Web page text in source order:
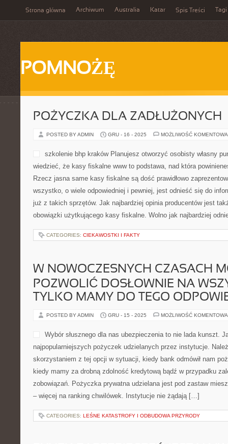
Strona główna Archiwum Australia Katar Spis Treści Tagi
POMNOŻĘ
POŻYCZKA DLA ZADŁUŻONYCH
POSTED BY ADMIN GRU - 16 - 2025 MOŻLIWOŚĆ
szkolenie bhp kraków Planujesz otworzyć osobisty własny
wiedzieć, że kasy fiskalne www to podstawa, nad która
Rzecz jasna same kasy fiskalne są dość prawidłowo
wszystko, o wiele odpowiedniej i pewniej, jest odnieść się do
już z takich sprzętów. Jak najbardziej opinia producentów jest
obowiązki użytkującego kasy fiskalne. Wolno jak najbardziej
CATEGORIES: CIEKAWOSTKI I FAKTY
W NOWOCZESNYCH CZASACH
POZWOLIĆ DOSŁOWNIE NA
TYLKO MAMY DO TEGO
POSTED BY ADMIN GRU - 15 - 2025 MOŻLIWOŚĆ
Wybór słusznego dla nas ubezpieczenia to nie lada kunszt.
najpopularniejszych pożyczek udzielanych przez instytucje.
skorzystaniem z tej opcji w sytuacji, kiedy bank odmówił nam
kiedy mamy za drobną zdolność kredytową bądź w przypadku
zobowiązań. Pożyczka prywatna udzielana jest pod zastaw
– więcej na ranking chwilówek. Instytucje nie żądają […]
CATEGORIES: LEŚNE KATASTROFY I ODBUDOWA PRZYRODY